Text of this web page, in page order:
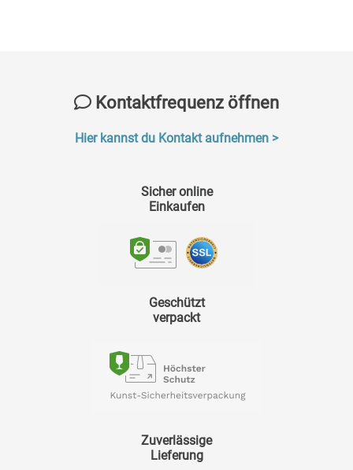
Kontaktfrequenz öffnen
Hier kannst du Kontakt aufnehmen >
Sicher online
Einkaufen
Geschützt
verpackt
Zuverlässige
Lieferung